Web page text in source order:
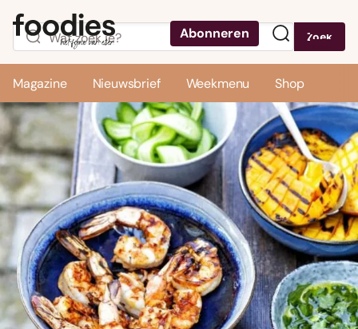
Abonneren Zoek
Magazine Nieuwsbrief Weekmenu Shop